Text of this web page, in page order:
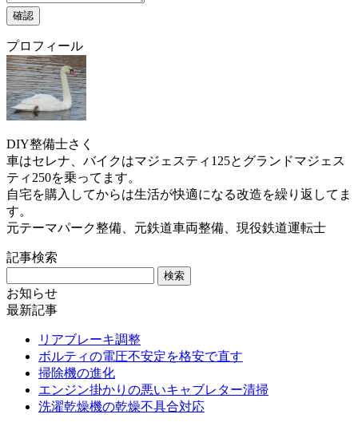
プロフィール
DIY整備士さく
車はセレナ、バイクはマジェスティ125とグランドマジェス
ティ250を乗ってます。
自宅を購入してからは生活が快適になる改造を繰り返してま
す。
元テーマパーク整備、元鉄道車両整備、現役鉄道運転士
記事検索
お知らせ
最新記事
リアブレーキ調整
ボルティの電圧不安定を格安で直す
掃除機の進化
エンジン掛かりの悪いキャブレター清掃
洗濯乾燥機の乾燥不具合対応